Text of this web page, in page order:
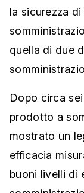
la sicurezza
quella di due
Dopo circa
prodotto a
mostrato un
efficacia
buoni livelli di